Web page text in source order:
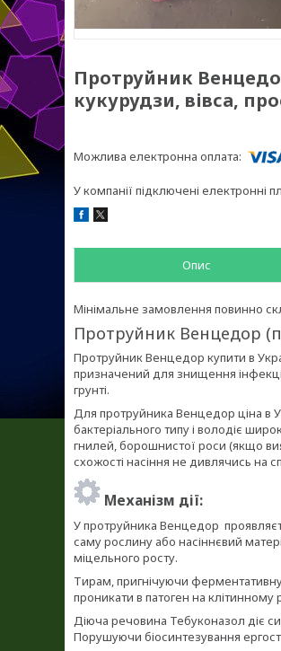
Протруйник
кукурудзи, вівса,
У компанії підключені електронні
Опис
Мінімальне замовлення повинно
Протруйник Венцедор
Протруйник Венцедор купити в
призначений для знищення
грунті.
Для протруйника Венцедор ціна в
бактеріального типу і володіє
гнилей, борошнистої роси (якщо
схожості насіння не дивлячись на
Механізм дії:
У протруйника Венцедор
саму рослину або насіннєвий
міцельного росту.
Тирам, пригнічуючи ферментативну
проникати в патоген на клітинному
Діюча речовина Тебуконазол діє
Порушуючи біосинтезування